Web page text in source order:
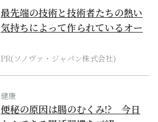
最先端の技術と技術者たちの熱い
気持ちによって作られているオー
PR(ソノヴァ・ジャパン株式会社)
健康
便秘の原因は腸のむくみ!? 今日